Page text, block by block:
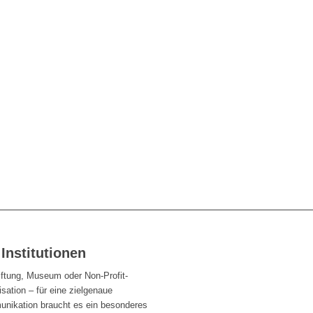
Museum oder Non-Profit-
– für eine zielgenaue
braucht es ein besonderes